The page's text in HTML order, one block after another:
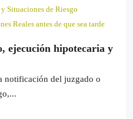
Situaciones de Riesgo
Reales antes de que sea tarde
ejecución hipotecaria y
notificación del juzgado o